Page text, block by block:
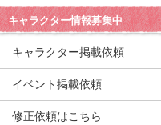
キャラクター情報募集中
キャラクター掲載依頼
イベント掲載依頼
修正依頼はこちら